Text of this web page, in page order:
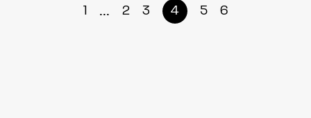
1 ... 2 3 4 5 6